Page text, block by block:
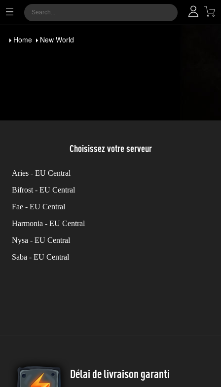
Home New World
Choisissez votre serveur
Aries - EU Central
Bifrost - EU Central
Fae - EU Central
Harmonia - EU Central
Nysa - EU Central
Saba - EU Central
Délai de livraison garanti